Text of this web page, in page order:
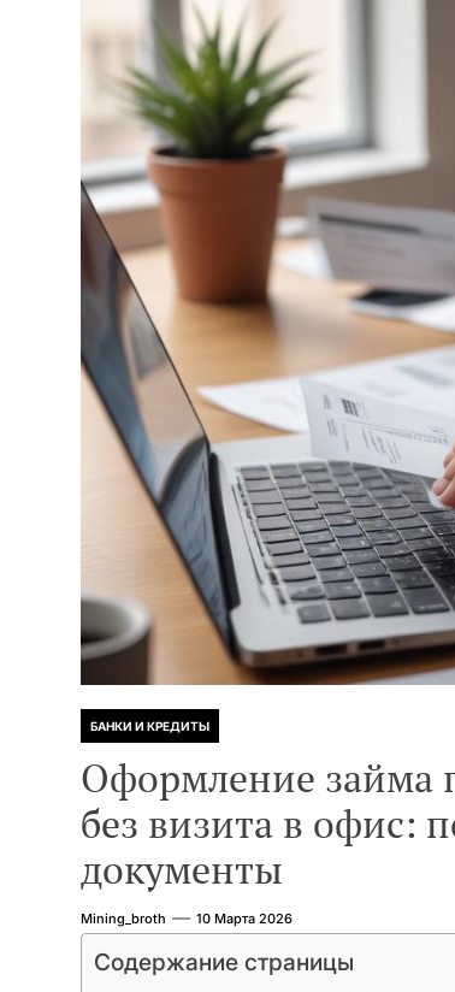
БАНКИ И КРЕДИТЫ
Оформление займа
без визита в офис:
документы
Mining_broth 10 Марта 2026
Содержание страницы